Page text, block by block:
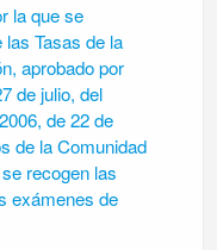
la que se
Tasas de la
aprobado por
de julio, del
de 22 de
de la Comunidad
recogen las
exámenes de